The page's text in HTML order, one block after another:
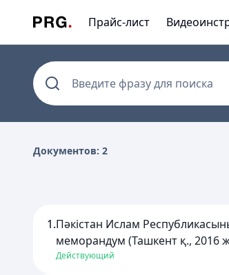
Прайс-лист
Введите фразу для поиска
Документов: 2
1.Пәкістан Ислам
меморандум (Ташкент қ., 2016
Действующий